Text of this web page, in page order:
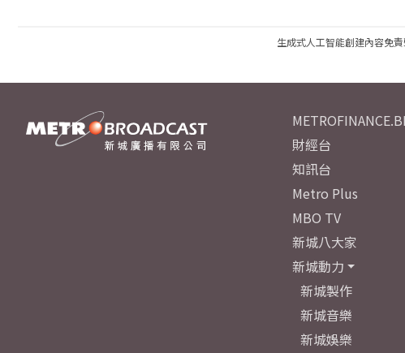
生成式人工智能創建內容免
財經台
知訊台
Metro Plus
MBO TV
新城八大家
新城動力
新城製作
新城音樂
新城娛樂